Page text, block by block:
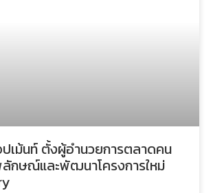
เม้นท์ ตั้งผู้อำนวยการตลาดคน
กษณ์และพัฒนาโครงการใหม่